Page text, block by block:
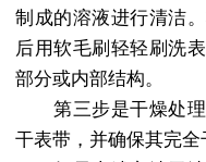
制成的溶液进行清洁
后用软毛刷轻轻刷洗
部分或内部结构。
第三步是干燥处理
干表带，并确保其完全